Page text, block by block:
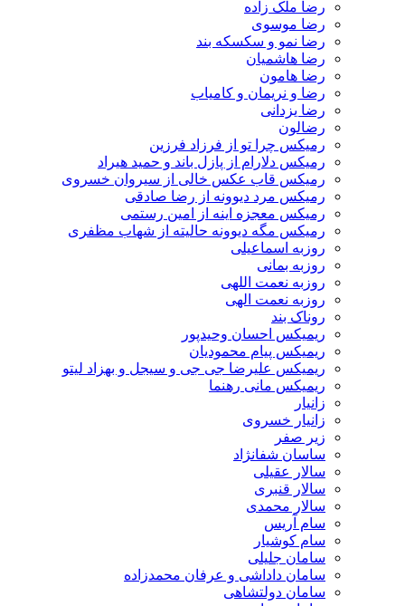
رضا ملک زاده
رضا موسوی
رضا نمو و سکسکه بند
رضا هاشمیان
رضا هامون
رضا و نریمان و کامیاب
رضا یزدانی
رضالون
رمیکس چرا تو از فرزاد فرزین
رمیکس دلارام از پازل باند و حمید هیراد
رمیکس قاب عکس خالی از سیروان خسروی
رمیکس مرد دیوونه از رضا صادقی
رمیکس معجزه اینه از امین رستمی
رمیکس مگه دیوونه حالیته از شهاب مظفری
روزبه اسماعیلی
روزبه بمانی
روزبه نعمت اللهی
روزبه نعمت الهی
روناک بند
ریمیکس احسان وحیدپور
ریمیکس پیام محمودیان
ریمیکس علیرضا جی جی و سیجل و بهزاد لیتو
ریمیکس مانی رهنما
زانیار
زانیار خسروی
زیر صفر
ساسان شفانژاد
سالار عقیلی
سالار قنبری
سالار محمدی
سام آریس
سام کوشیار
سامان جلیلی
سامان داداشی و عرفان محمدزاده
سامان دولتشاهی